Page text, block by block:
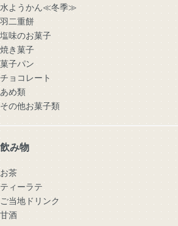
水ようかん≪冬季≫
羽二重餅
塩味のお菓子
焼き菓子
菓子パン
チョコレート
あめ類
その他お菓子類
飲み物
お茶
ティーラテ
ご当地ドリンク
甘酒